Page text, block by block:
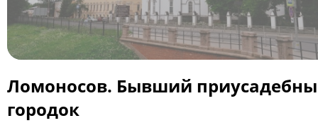
Ломоносов. Бывший
городок